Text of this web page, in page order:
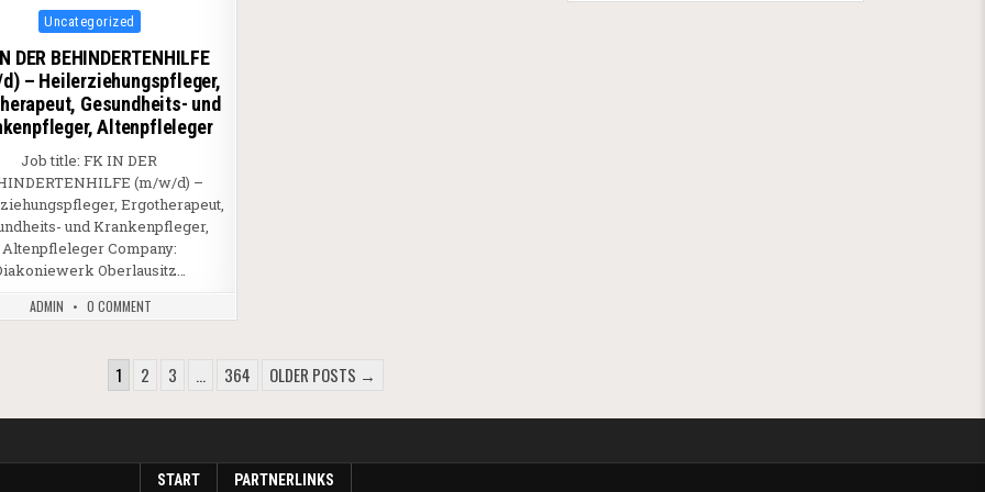
Posted in
Uncategorized
DER BEHINDERTENHILFE
– Heilerziehungspfleger,
Gesundheits- und
Altenpfleleger
Job title: FK IN DER
(m/w/d) –
Ergotherapeut,
und Krankenpfleger,
Altenpfleleger Company:
Oberlausitz…
ADMIN 0 COMMENT
1 2 3 … 364 OLDER POSTS →
START PARTNERLINKS